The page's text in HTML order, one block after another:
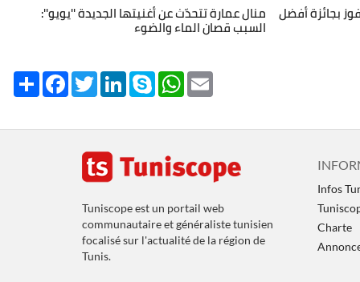
بجائزة أفضل منال عمارة تتحدّث عن أغنيتها الجديدة ''يويو'':
السبب قصان الماء والضوء
Share FacebookTwitterLinkedInSkype WhatsApp
Tuniscope est un portail web
communautaire et généraliste tunisien
focalisé sur l'actualité de la région de
Tunis.
Infos
Charte